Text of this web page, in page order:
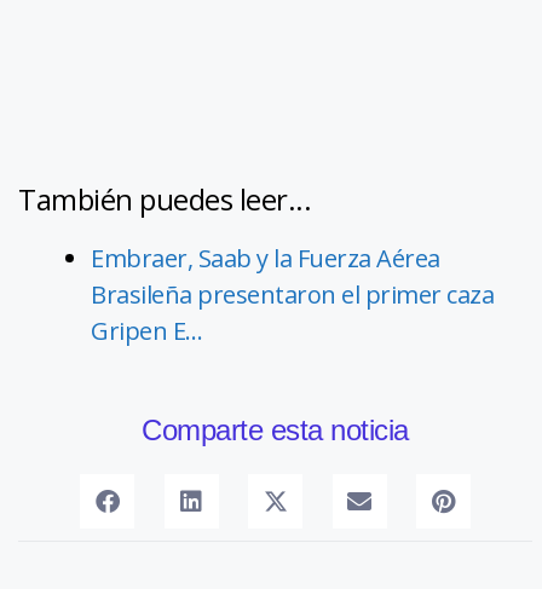
También puedes leer...
Embraer, Saab y la Fuerza Aérea
Brasileña presentaron el primer caza
Gripen E…
Comparte esta noticia